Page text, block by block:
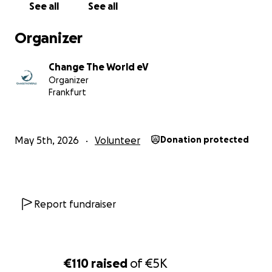
€110 raised of€5K
Spendenquittungen aus.
Gemeinsam können wir etwas bewegen.
Vielen Dank für eure Unterstützung!
Euer Change The World Team!
See all See all
Organizer
Change The World eV
Organizer
Frankfurt
May 5th, 2026 Volunteer Donation protected
Report fundraiser